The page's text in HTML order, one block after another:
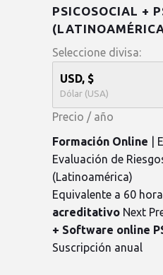
PSICOSOCIAL +
Seleccione divisa:
USD, $
Dólar (USA)
Precio / año
Formación Online |
Evaluación de
(Latinoamérica)
Equivalente a 60
acreditativo Next
+ Software online
Suscripción anual